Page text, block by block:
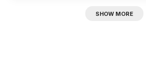
SHOW MORE